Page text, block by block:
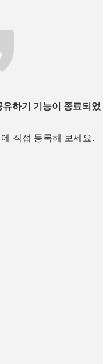
하기 기능이 종료되었
직접 등록해 보세요.